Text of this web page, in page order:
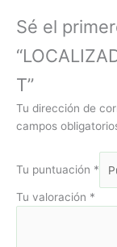
Sé el
T”
Tu dirección de
campos
Tu puntuación *
Tu valoración *